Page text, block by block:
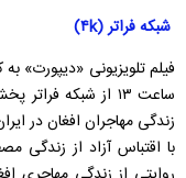
شبکه فراتر (۴k)
ساعت ۱۳ از شبکه
زندگی مهاجران افغان در
با اقتباس آزاد از زندگی